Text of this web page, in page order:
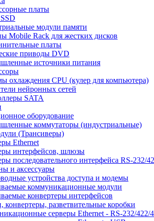
платы
модули памяти
Mobile Rack для жестких дисков
платы
приводы DVD
источники питания
охлаждения CPU (кулер для компьютера)
нейронных сетей
SATA
оборудование
коммутаторы (индустриальные)
(Трансиверы)
Ethernet
интерфейсов, шлюзы
последовательного интерфейса RS-232/
и аксессуары
устройства доступа и модемы
коммуникационные модули
конвертеры интерфейсов
конвертеры, разветвительные коробки
серверы Ethernet - RS-232/422/